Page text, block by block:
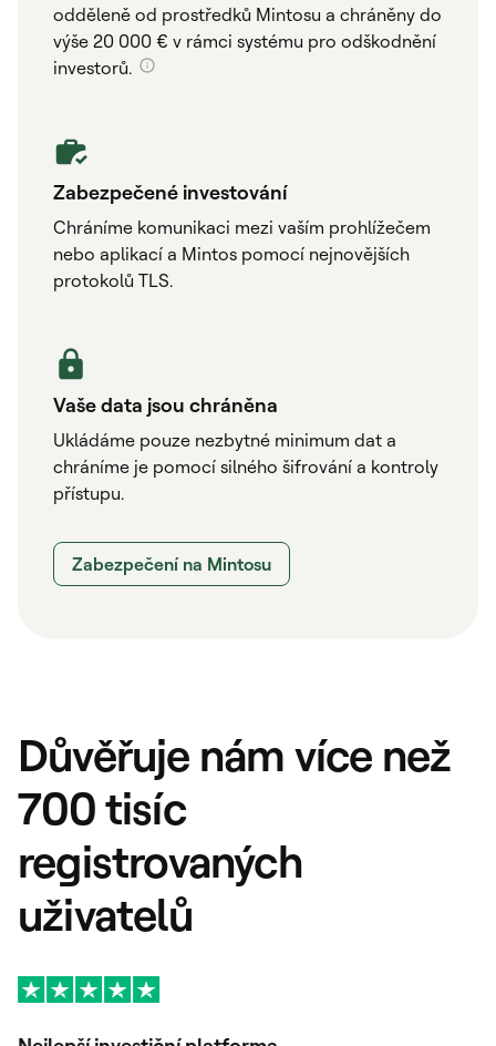
odděleně od prostředků Mintosu a chráněny do
výše 20 000 € v rámci systému pro odškodnění
investorů.
Zabezpečené investování
Chráníme komunikaci mezi vaším prohlížečem
nebo aplikací a Mintos pomocí nejnovějších
protokolů TLS.
Vaše data jsou chráněna
Ukládáme pouze nezbytné minimum dat a
chráníme je pomocí silného šifrování a kontroly
přístupu.
Zabezpečení na Mintosu
Důvěřuje nám více než
700 tisíc
registrovaných
uživatelů